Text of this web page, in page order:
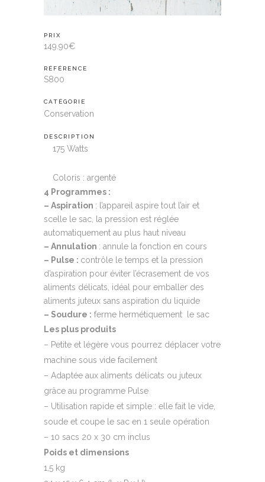
PRIX
149.90€
RÉFÉRENCE
S800
CATÉGORIE
Conservation
DESCRIPTION
175 Watts
Coloris : argenté
4 Programmes :
– Aspiration : l’appareil aspire tout l’air et
scelle le sac, la pression est réglée
automatiquement au plus haut niveau
– Annulation : annule la fonction en cours
– Pulse : contrôle le temps et la pression
d’aspiration pour éviter l’écrasement de vos
aliments délicats, idéal pour emballer des
aliments juteux sans aspiration du liquide
– Soudure : ferme hermétiquement le sac
Les plus produits
– Petite et légère vous pourrez déplacer votre
machine sous vide facilement
– Adaptée aux aliments délicats ou juteux
grâce au programme Pulse
– Utilisation rapide et simple : elle fait le vide,
soude et coupe le sac en 1 seule opération
– 10 sacs 20 x 30 cm inclus
Poids et dimensions
1,5 kg